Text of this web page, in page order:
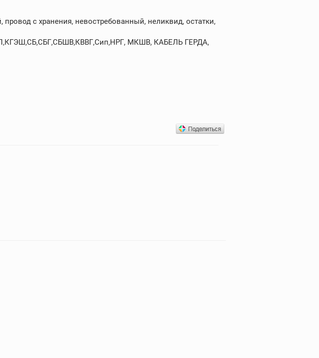
с хранения, невостребованный, неликвид, остатки,
МКШВ, КАБЕЛЬ ГЕРДА,